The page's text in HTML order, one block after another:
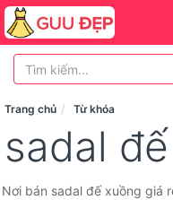
Trang chủ Từ khóa
sadal
Nơi bán sadal đế xuồng giá